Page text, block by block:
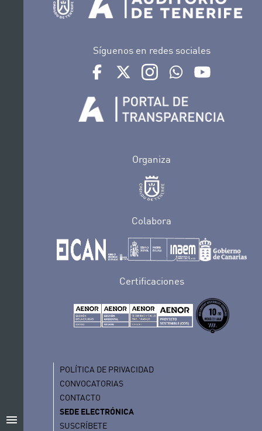
menu
Síguenos en redes sociales
Ir a perfil de Auditorio de Tenerife en
Ir a perfil de Auditorio de Tenerife
Ir a perfil de Auditorio de
Ir al Boletín
Organiza
Colabora
Certificaciones
POLÍTICA DE PRIVACIDAD
CONVOCATORIAS
CONTACTO
SEDE ELECTRÓNICA
SUSCRÍBETE